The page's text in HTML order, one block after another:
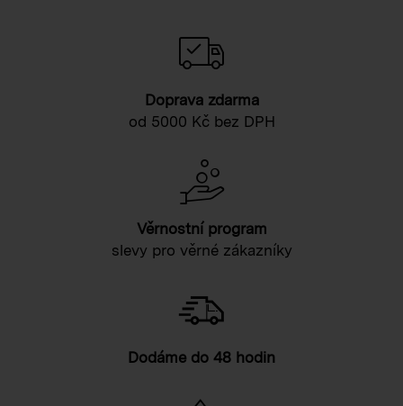
Doprava zdarma
od 5000 Kč bez DPH
Věrnostní program
slevy pro věrné zákazníky
Dodáme do 48 hodin